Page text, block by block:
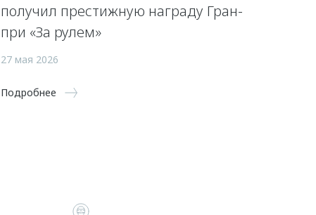
получил престижную награду Гран-
при «За рулем»
27 мая 2026
Подробнее